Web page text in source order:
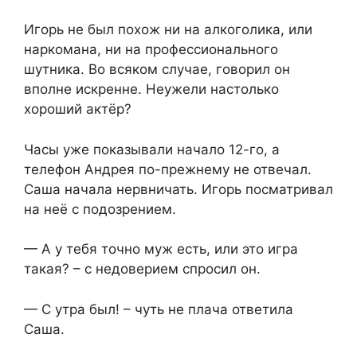
Игорь не был похож ни на алкоголика, или
наркомана, ни на профессионального
шутника. Во всяком случае, говорил он
вполне искренне. Неужели настолько
хороший актёр?
Часы уже показывали начало 12-го, а
телефон Андрея по-прежнему не отвечал.
Саша начала нервничать. Игорь посматривал
на неё с подозрением.
— А у тебя точно муж есть, или это игра
такая? – с недоверием спросил он.
— С утра был! – чуть не плача ответила
Саша.